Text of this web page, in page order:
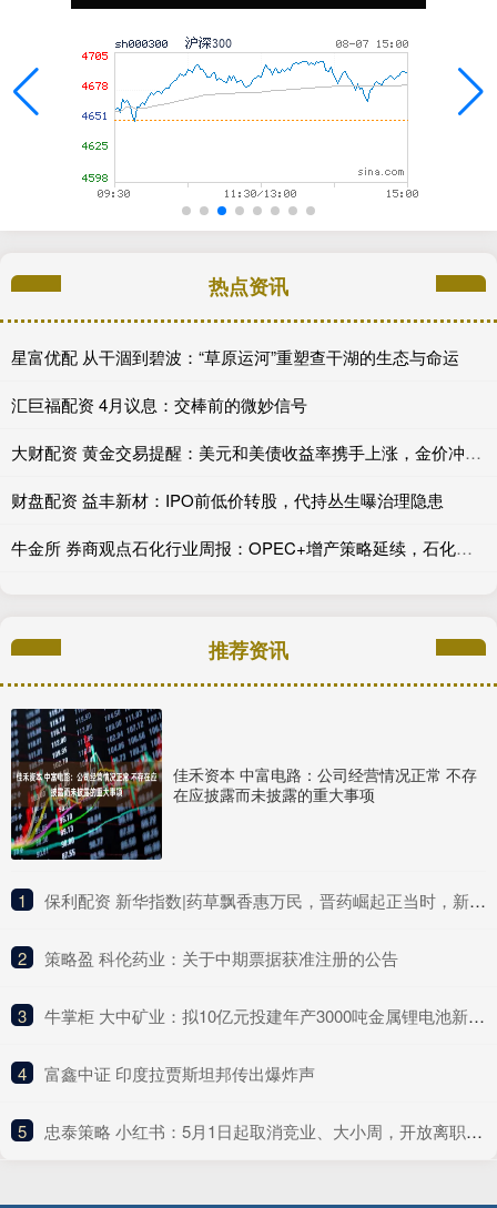
热点资讯
星富优配 从干涸到碧波：“草原运河”重塑查干湖的生态与命运
汇巨福配资 4月议息：交棒前的微妙信号
大财配资 黄金交易提醒：美元和美债收益率携手上涨，金价冲高后回落30美元，美国CPI数据重磅来袭！
财盘配资 益丰新材：IPO前低价转股，代持丛生曝治理隐患
牛金所 券商观点石化行业周报：OPEC+增产策略延续，石化板块相对表现偏弱
推荐资讯
佳禾资本 中富电路：公司经营情况正常 不存
在应披露而未披露的重大事项
1 ​保利配资 新华指数|药草飘香惠万民，晋药崛起正当时，新华（山西）“十大晋药”中药材价格指数亮相中国品牌日活动
2 ​策略盈 科伦药业：关于中期票据获准注册的公告
3 ​牛掌柜 大中矿业：拟10亿元投建年产3000吨金属锂电池新材料项目
4 ​富鑫中证 印度拉贾斯坦邦传出爆炸声
5 ​忠泰策略 小红书：5月1日起取消竞业、大小周，开放离职员工期权回购